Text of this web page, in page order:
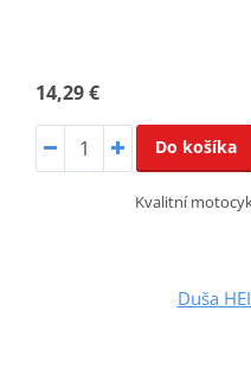
14,29 €
Do košíka
Kvalitní
Duša